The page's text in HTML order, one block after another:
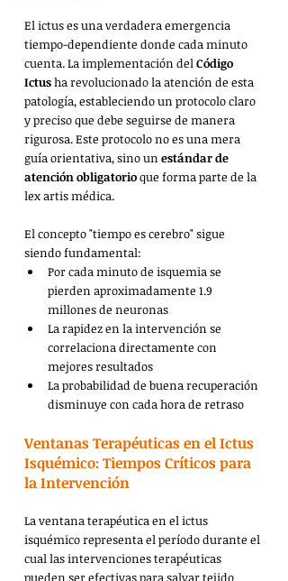
El ictus es una verdadera emergencia
tiempo-dependiente donde cada minuto
cuenta. La implementación del Código
Ictus ha revolucionado la atención de esta
patología, estableciendo un protocolo claro
y preciso que debe seguirse de manera
rigurosa. Este protocolo no es una mera
guía orientativa, sino un estándar de
atención obligatorio que forma parte de la
lex artis médica.
El concepto "tiempo es cerebro" sigue
siendo fundamental:
Por cada minuto de isquemia se
pierden aproximadamente 1.9
millones de neuronas
La rapidez en la intervención se
correlaciona directamente con
mejores resultados
La probabilidad de buena recuperación
disminuye con cada hora de retraso
Ventanas Terapéuticas en el Ictus
Isquémico: Tiempos Críticos para
la Intervención
La ventana terapéutica en el ictus
isquémico representa el período durante el
cual las intervenciones terapéuticas
pueden ser efectivas para salvar tejido